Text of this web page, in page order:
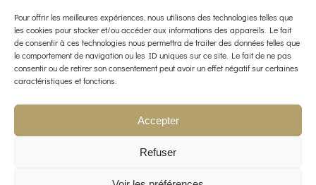
Pour offrir les meilleures expériences, nous utilisons des technologies telles que
les cookies pour stocker et/ou accéder aux informations des appareils. Le fait
de consentir à ces technologies nous permettra de traiter des données telles que
le comportement de navigation ou les ID uniques sur ce site. Le fait de ne pas
consentir ou de retirer son consentement peut avoir un effet négatif sur certaines
caractéristiques et fonctions.
Accepter
Refuser
THE WIND ROSE NOTRE CARTE L’ÉQUIPAGE
NOS MERS ET OCÉANS CARNET DE BORD
ILS ONT EMBARQUÉ MONTEZ À BORD !
MENTIONS LÉGALES